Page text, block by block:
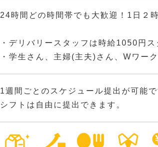
24時間どの時間帯でも大歓迎！1日２
・デリバリースタッフは時給1050円ス
・学生さん、主婦(主夫)さん、Wワー
1週間ごとのスケジュール提出が可能で
シフトは自由に提出できます。